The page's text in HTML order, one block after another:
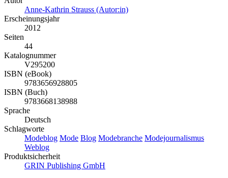
Anne-Kathrin Strauss (Autor:in)
Erscheinungsjahr
2012
Seiten
44
Katalognummer
V295200
ISBN (eBook)
9783656928805
ISBN (Buch)
9783668138988
Sprache
Deutsch
Schlagworte
Modeblog Mode Blog Modebranche Modejournalismus
Weblog
Produktsicherheit
GRIN Publishing GmbH